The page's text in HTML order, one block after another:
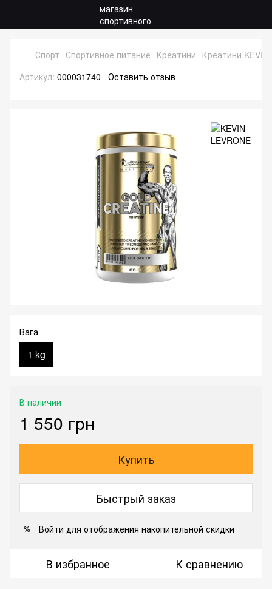
Спорт Спортивное питание Креатини Креатини KEVIN
Артикул: 000031740 Оставить отзыв
Вага
1 kg
В наличии
1 550 грн
Купить
Быстрый заказ
% Войти для отображения накопительной скидки
В избранное К сравнению